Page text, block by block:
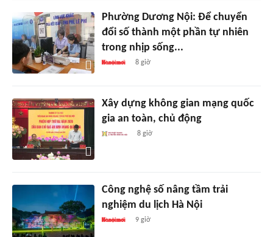
Phường Dương Nội: Để chuyển
đổi số thành một phần tự nhiên
trong nhịp sống...
8 giờ
Xây dựng không gian mạng quốc
gia an toàn, chủ động
8 giờ
Công nghệ số nâng tầm trải
nghiệm du lịch Hà Nội
9 giờ